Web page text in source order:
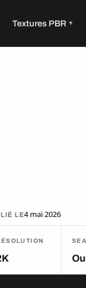
Textures PBR
LE4 mai 2026